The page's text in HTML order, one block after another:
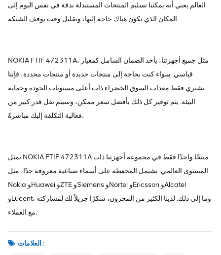
العالم يعني أنه يمكننا تسليم المنتجات المستبدلة بدقة في نفس اليوم إلى
المكان الذي تكون هناك حاجة إليها، وتقليل وقت توقف الشبكة.
NOKIA FTIF 472311A، مثل جميع أجهزتنا، يأخذ الضمان الشامل كمعيار
قياسي. سواء كنت بحاجة إلى منتجات جديدة أو منتجات مجددة، فإننا
نشتري فقط معدات السوق الخضراء ذات أعلى مستويات الجودة وحماية
البيئة. يتم توفير كل ذلك بأفضل سعر ممكن، وسيتم نقل قدر كبير من
فعالية التكلفة إليك مباشرةً.
يمثل NOKIA FTIF 472311A منتجًا واحدًا فقط في مجموعة أجهزتنا ذات
المستوى العالمي. تشتمل المحفظة على أسماء صناعية معروفة جدًا، مثل
Nokia وHuawei وZTE وSiemens وNortel وEricsson وAlcatel
وLucent، وما إلى ذلك. لدينا الكثير من المخزون، شكرًا جزيلاً لك لمشاركته
مع العملاء.
العلامات :